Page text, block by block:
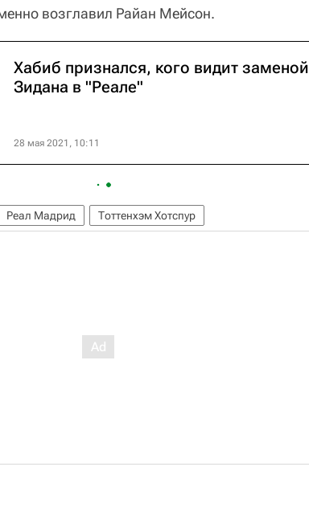
возглавил Райан Мейсон.
Хабиб признался, кого видит заменой
Зидана в "Реале"
28 мая 2021, 10:11
Реал Мадрид Тоттенхэм Хотспур